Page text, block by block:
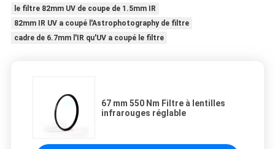
le filtre 82mm UV de coupe de 1.5mm IR
82mm IR UV a coupé l'Astrophotography de filtre
cadre de 6.7mm l'IR qu'UV a coupé le filtre
67 mm 550 Nm Filtre à lentilles
infrarouges réglable